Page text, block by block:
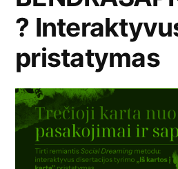
?
pristatymas